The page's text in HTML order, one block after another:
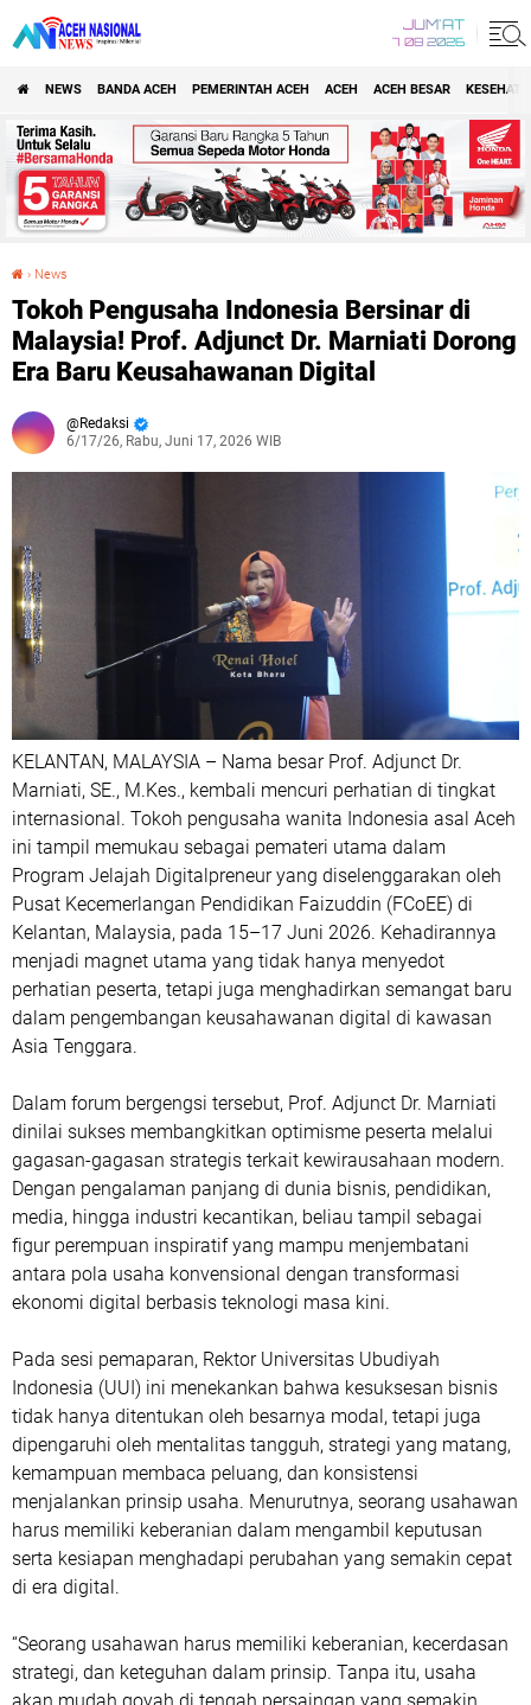
JUM'AT
7 08 2026
NEWS BANDA ACEH PEMERINTAH ACEH ACEH ACEH BESAR
› News
Tokoh Pengusaha Indonesia Bersinar di
Malaysia! Prof. Adjunct Dr. Marniati Dorong
Era Baru Keusahawanan Digital
Redaksi
6/17/26, Rabu, Juni 17, 2026 WIB
KELANTAN, MALAYSIA – Nama besar Prof. Adjunct Dr.
Marniati, SE., M.Kes., kembali mencuri perhatian di tingkat
internasional. Tokoh pengusaha wanita Indonesia asal Aceh
ini tampil memukau sebagai pemateri utama dalam
Program Jelajah Digitalpreneur yang diselenggarakan oleh
Pusat Kecemerlangan Pendidikan Faizuddin (FCoEE) di
Kelantan, Malaysia, pada 15–17 Juni 2026. Kehadirannya
menjadi magnet utama yang tidak hanya menyedot
perhatian peserta, tetapi juga menghadirkan semangat baru
dalam pengembangan keusahawanan digital di kawasan
Asia Tenggara.
Dalam forum bergengsi tersebut, Prof. Adjunct Dr. Marniati
dinilai sukses membangkitkan optimisme peserta melalui
gagasan-gagasan strategis terkait kewirausahaan modern.
Dengan pengalaman panjang di dunia bisnis, pendidikan,
media, hingga industri kecantikan, beliau tampil sebagai
figur perempuan inspiratif yang mampu menjembatani
antara pola usaha konvensional dengan transformasi
ekonomi digital berbasis teknologi masa kini.
Pada sesi pemaparan, Rektor Universitas Ubudiyah
Indonesia (UUI) ini menekankan bahwa kesuksesan bisnis
tidak hanya ditentukan oleh besarnya modal, tetapi juga
dipengaruhi oleh mentalitas tangguh, strategi yang matang,
kemampuan membaca peluang, dan konsistensi
menjalankan prinsip usaha. Menurutnya, seorang usahawan
harus memiliki keberanian dalam mengambil keputusan
serta kesiapan menghadapi perubahan yang semakin cepat
di era digital.
“Seorang usahawan harus memiliki keberanian, kecerdasan
strategi, dan keteguhan dalam prinsip. Tanpa itu, usaha